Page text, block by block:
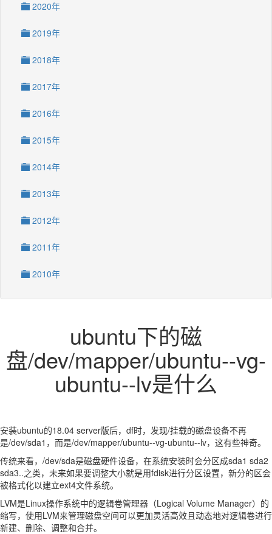
2020年
2019年
2018年
2017年
2016年
2015年
2014年
2013年
2012年
2011年
2010年
ubuntu下的磁
盘/dev/mapper/ubuntu--vg-
ubuntu--lv是什么
安装ubuntu的18.04 server版后，df时，发现/挂载的磁盘设备不再
是/dev/sda1，而是/dev/mapper/ubuntu--vg-ubuntu--lv，这有些神奇。
传统来看，/dev/sda是磁盘硬件设备，在系统安装时会分区成sda1 sda2
sda3..之类，未来如果要调整大小就是用fdisk进行分区设置，新分的区会
被格式化以建立ext4文件系统。
LVM是Linux操作系统中的逻辑卷管理器（Logical Volume Manager）的
缩写，使用LVM来管理磁盘空间可以更加灵活高效且动态地对逻辑卷进行
新建、删除、调整和合并。